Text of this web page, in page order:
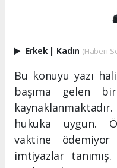
Erkek | Kadın (Haberi
Bu konuyu yazı
başıma gelen bir
hukuka uygun.
vaktine
imtiyazlar